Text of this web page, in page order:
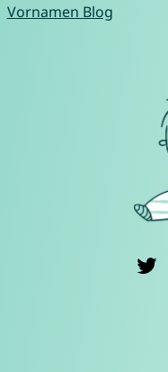
Vornamen Blog